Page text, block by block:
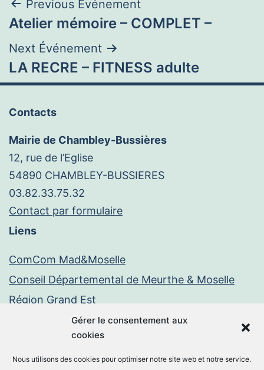
Gérer le consentement aux
cookies
Nous utilisons des cookies pour optimiser notre site web et notre service.
Navigation
de
l’article
Previous Événement
Atelier mémoire – COMPLET –
Next Événement
LA RECRE – FITNESS adulte
Contacts
Mairie de Chambley-Bussières
12, rue de l’Eglise
54890 CHAMBLEY-BUSSIERES
03.82.33.75.32
Contact par formulaire
Liens
ComCom Mad&Moselle
Conseil Départemental de Meurthe & Moselle
Région Grand Est
Paiement en ligne